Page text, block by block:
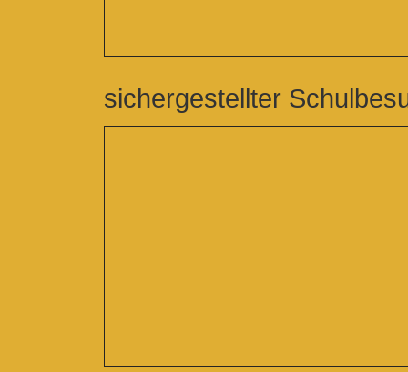
sichergestellter